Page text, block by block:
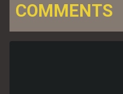
COMMENTS